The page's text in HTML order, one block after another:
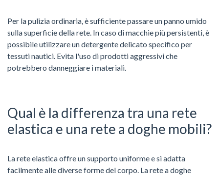
Per la pulizia ordinaria, è sufficiente passare un panno umido
sulla superficie della rete. In caso di macchie più persistenti, è
possibile utilizzare un detergente delicato specifico per
tessuti nautici. Evita l'uso di prodotti aggressivi che
potrebbero danneggiare i materiali.
Qual è la differenza tra una rete
elastica e una rete a doghe mobili?
La rete elastica offre un supporto uniforme e si adatta
facilmente alle diverse forme del corpo. La rete a doghe